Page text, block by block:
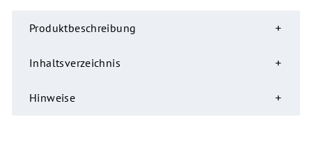
Produktbeschreibung
Inhaltsverzeichnis
Hinweise